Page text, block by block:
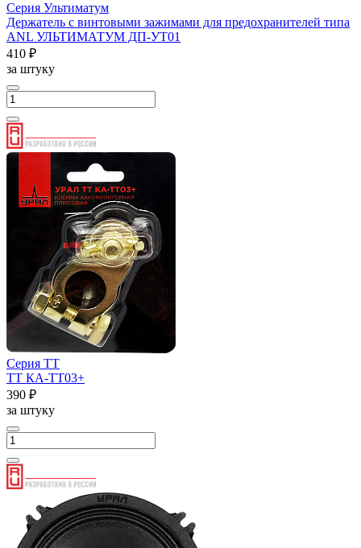
Серия Ультиматум
Держатель с винтовыми зажимами для предохранителей типа
ANL УЛЬТИМАТУМ ДП-УТ01
410 ₽
за штуку
Серия ТТ
ТТ КА-ТТ03+
390 ₽
за штуку